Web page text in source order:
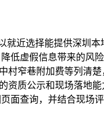
近选择能提供深圳
低虚假信息带来的风
窄巷附加费等列清楚
质公示和现场落地
面查询，并结合现场